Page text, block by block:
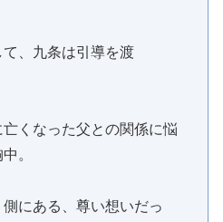
、九条は引導を渡
くなった父との関係に悩
。
にある、尊い想いだっ